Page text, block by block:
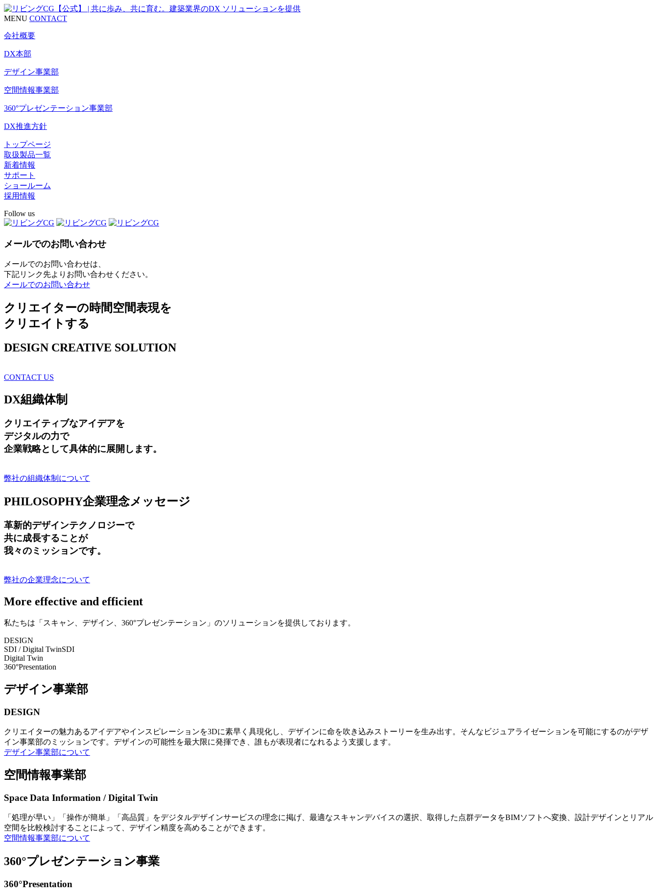
MENU CONTACT
会社概要
DX本部
デザイン事業部
空間情報事業部
360°プレゼンテーション事業部
DX推進方針
トップページ
取扱製品一覧
新着情報
サポート
ショールーム
採用情報
Follow us
メールでのお問い合わせ
メールでのお問い合わせは、
下記リンク先よりお問い合わせください。
メールでのお問い合わせ
クリエイターの時間空間表現を
クリエイトする
DESIGN CREATIVE SOLUTION
CONTACT US
DX組織体制
クリエイティブなアイデアを
デジタルの力で
企業戦略として具体的に展開します。
弊社の組織体制について
PHILOSOPHY企業理念メッセージ
革新的デザインテクノロジーで
共に成長することが
我々のミッションです。
弊社の企業理念について
More effective and efficient
私たちは「スキャン、デザイン、360°プレゼンテーション」のソリューションを提供しております。
DESIGN
SDI / Digital TwinSDI
Digital Twin
360°Presentation
デザイン事業部
DESIGN
クリエイターの魅力あるアイデアやインスピレーションを3Dに素早く具現化し、デザインに命を吹き込みストーリーを生み出す。そんなビジュアライゼーションを可能にするのがデザ
イン事業部のミッションです。デザインの可能性を最大限に発揮でき、誰もが表現者になれるよう支援します。
デザイン事業部について
空間情報事業部
Space Data Information / Digital Twin
「処理が早い」「操作が簡単」「高品質」をデジタルデザインサービスの理念に掲げ、最適なスキャンデバイスの選択、取得した点群データをBIMソフトへ変換、設計デザインとリアル
空間を比較検討することによって、デザイン精度を高めることができます。
空間情報事業部について
360°プレゼンテーション事業
360°Presentation